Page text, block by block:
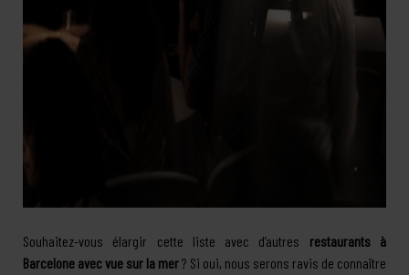
Souhaitez-vous élargir cette liste avec d’autres restaurants à
Barcelone avec vue sur la mer? Si oui, nous serons ravis de connaître